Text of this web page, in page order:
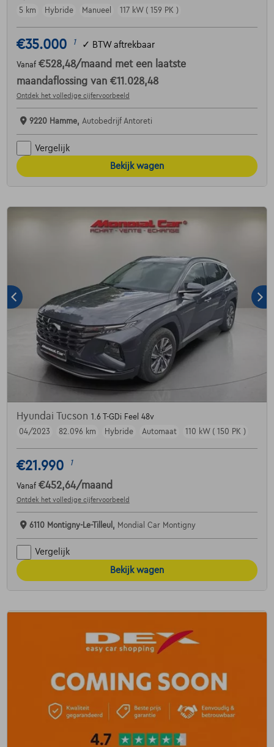
5 km
Hybride Manueel 117 kW ( 159 PK )
€35.000 1 ✓ BTW aftrekbaar
Vanaf €528,48/maand met een laatste
maandaflossing van €11.028,48
Ontdek het volledige cijfervoorbeeld
9220 Hamme, Autobedrijf Antoreti
Vergelijk
Bekijk wagen
Hyundai Tucson 1.6 T-GDi Feel 48v
04/2023
82.096 km Hybride Automaat 110 kW ( 150 PK )
€21.990 1
Vanaf €452,64/maand
Ontdek het volledige cijfervoorbeeld
6110 Montigny-Le-Tilleul, Mondial Car Montigny
Vergelijk
Bekijk wagen